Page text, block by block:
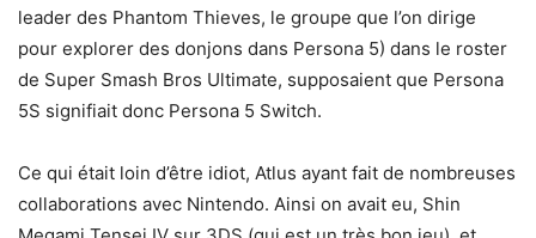
leader des Phantom Thieves, le groupe que l’on dirige
pour explorer des donjons dans Persona 5) dans le roster
de Super Smash Bros Ultimate, supposaient que Persona
5S signifiait donc Persona 5 Switch.
Ce qui était loin d’être idiot, Atlus ayant fait de nombreuses
collaborations avec Nintendo. Ainsi on avait eu, Shin